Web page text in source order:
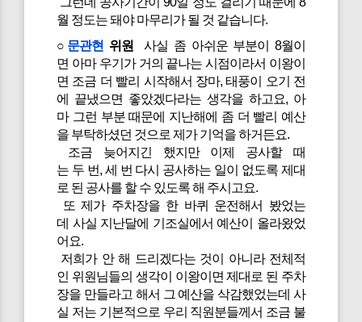
월 정도는 돼야 마무리가 될 것 같습니다.
○ 문관현 위원 사실 좀 아쉬운 부분이 8월이
면 아마 우기가 거의 끝나는 시점이라서 이왕이
면 조금 더 빨리 시작해서 장마, 태풍이 오기 전
에 끝냈으면 좋았겠다라는 생각을 하고요, 아
마 그런 부분 때문에 지난해에 좀 더 빨리 예산
을 부탁하셨던 것으로 제가 기억을 하거든요.
조금 늦어지긴 했지만 이제 공사할 때
는 두 번, 세 번 다시 공사하는 일이 없도록 제대
로 된 공사를 할 수 있도록 해 주시고요.
또 제가 주차장을 한 바퀴 운전해서 봤었는
데 사실 지난달에 기조실에서 예산이 올라왔었
어요.
저희가 안 해 드리겠다는 것이 아니라 전체적
인 위원님들의 생각이 이왕이면 제대로 된 주차
장을 만들라고 해서 그 예산을 삭감했었는데 사
실 저는 기본적으로 우리 직원분들께서 조금 불